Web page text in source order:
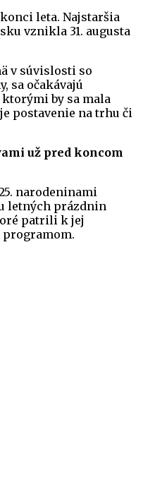
leta. Najstaršia
vznikla 31. augusta
v súvislosti so
sa očakávajú
by sa mala
postavenie na trhu či
už pred koncom
narodeninami
letných prázdnin
patrili k jej